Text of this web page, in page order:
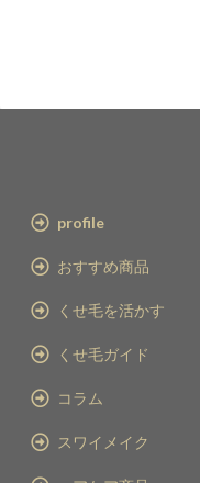
profile
おすすめ商品
くせ毛を活かす
くせ毛ガイド
コラム
スワイメイク